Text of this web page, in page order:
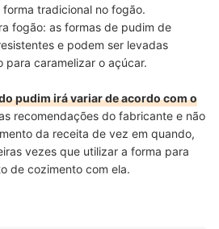
tradicional no fogão.
fogão: as formas de pudim de
e podem ser levadas
para caramelizar o açúcar.
pudim irá variar de acordo com o
recomendações do fabricante e não
da receita de vez em quando,
vezes que utilizar a forma para
de cozimento com ela.